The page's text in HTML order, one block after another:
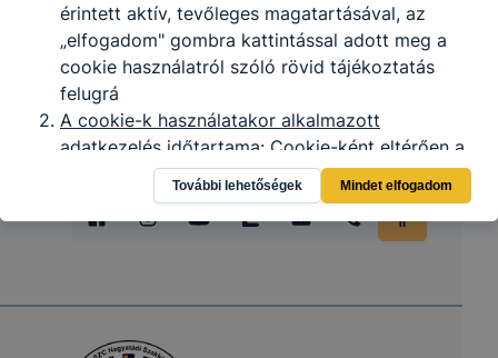
érintett aktív, tevőleges magatartásával, az
„elfogadom" gombra kattintással adott meg a
cookie használatról szóló rövid tájékoztatás
felugrá
A cookie-k használatakor alkalmazott
adatkezelés időtartama: Cookie-ként eltérően a
fenti táblázatokban foglaltaknak megfelelően.
A cookie-k használatával összefüggően a
weboldali adatkezelésre jogosult: az IKK
ismerhetik meg; valamint a Google Analytics
További lehetőségek Mindet elfogadom